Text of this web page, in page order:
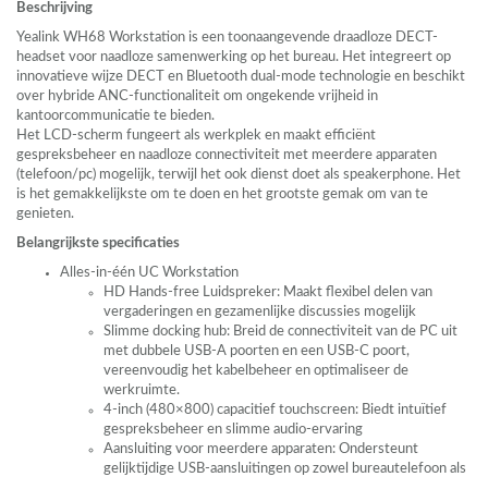
Beschrijving
Yealink WH68 Workstation is een toonaangevende draadloze DECT -
headset voor naadloze samenwerking op het bureau. Het integreert op
innovatieve wijze DECT
en Bluetooth dual-mode technologie en beschikt
over hybride ANC-functionaliteit om ongekende vrijheid in
kantoorcommunicatie te bieden.
Het LCD-scherm fungeert als werkplek en maakt efficiënt
gespreksbeheer en naadloze connectiviteit met meerdere apparaten
(telefoon/pc) mogelijk, terwijl het ook dienst doet als speakerphone. Het
is het gemakkelijkste om te doen en het grootste gemak om van te
genieten.
Belangrijkste specificaties
Alles-in-één UC Workstation
HD Hands-free Luidspreker: Maakt flexibel delen van
vergaderingen en gezamenlijke discussies mogelijk
Slimme docking hub: Breid de connectiviteit van de PC uit
met dubbele USB-A poorten en een USB-C poort,
vereenvoudig het kabelbeheer en optimaliseer de
werkruimte.
4-inch (480×800) capacitief touchscreen: Biedt intuïtief
gespreksbeheer en slimme audio-ervaring
Aansluiting voor meerdere apparaten: Ondersteunt
gelijktijdige USB-aansluitingen op zowel bureautelefoon als